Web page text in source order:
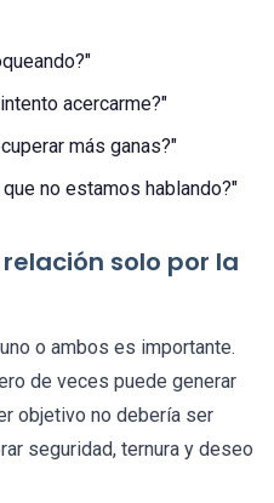
acercarme?"
más ganas?"
no estamos hablando?"
solo por la
o ambos es importante.
de veces puede generar
objetivo no debería ser
seguridad, ternura y deseo